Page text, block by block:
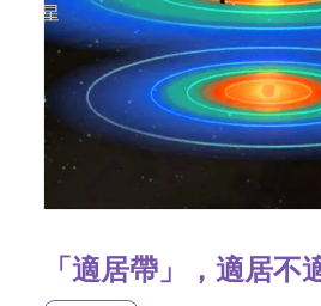
「適居帶」，適居不